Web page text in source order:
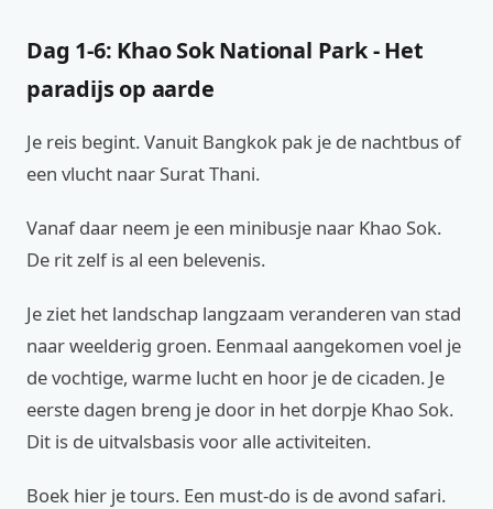
Dag 1-6: Khao Sok National Park - Het
paradijs op aarde
Je reis begint. Vanuit Bangkok pak je de nachtbus of
een vlucht naar Surat Thani.
Vanaf daar neem je een minibusje naar Khao Sok.
De rit zelf is al een belevenis.
Je ziet het landschap langzaam veranderen van stad
naar weelderig groen. Eenmaal aangekomen voel je
de vochtige, warme lucht en hoor je de cicaden. Je
eerste dagen breng je door in het dorpje Khao Sok.
Dit is de uitvalsbasis voor alle activiteiten.
Boek hier je tours. Een must-do is de avond safari.